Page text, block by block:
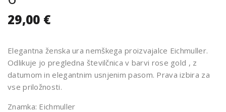
ER
602
0-5
ER
0-7
29,00 €
Elegantna ženska ura nemškega proizvajalce Eichmuller.
Odlikuje jo pregledna številčnica v barvi rose gold , z
datumom in elegantnim usnjenim pasom. Prava izbira za
vse priložnosti.
Znamka: Eichmuller